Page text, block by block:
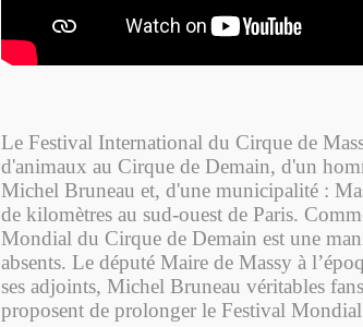
Le Festival International du Cirque de
d'animaux au Cirque de Demain, d'un
Michel Bruneau et, d'une municipalité :
de kilomètres au sud-ouest de Paris.
Mondial du Cirque de Demain est une
absents. Le député Maire de Massy à
ses adjoints, Michel Bruneau véritables
proposent de prolonger le Festival